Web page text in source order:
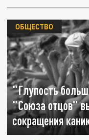
"Глупость
"Союза отцов"
сокращения
ОБЩЕСТВО